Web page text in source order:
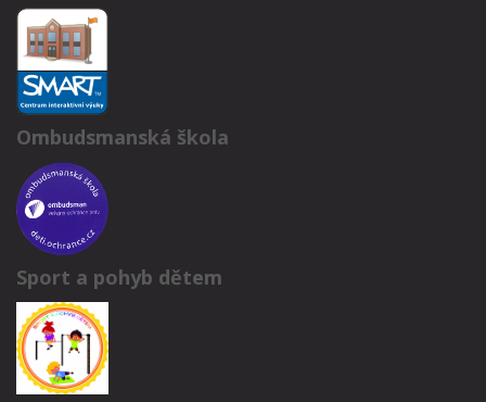
Ombudsmanská škola
Sport a pohyb dětem